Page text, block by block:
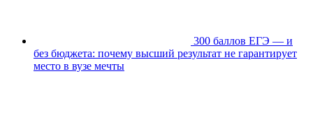
300 баллов ЕГЭ — и
без бюджета: почему высший результат не гарантирует
место в вузе мечты